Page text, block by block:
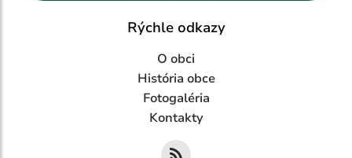
Rýchle odkazy
O obci
História obce
Fotogaléria
Kontakty